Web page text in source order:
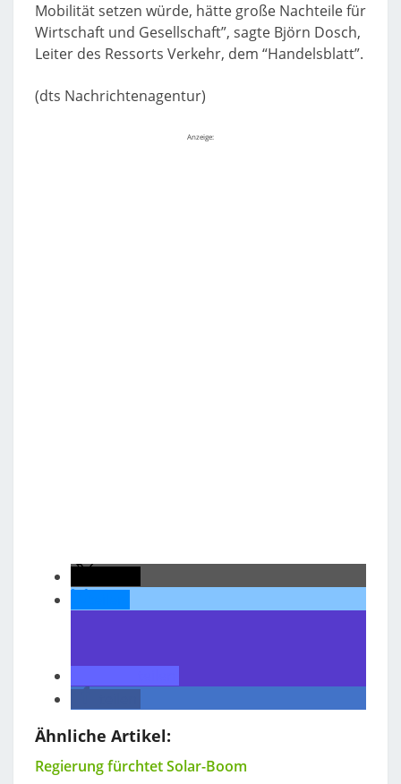
Mobilität setzen würde, hätte große Nachteile für
Wirtschaft und Gesellschaft”, sagte Björn Dosch,
Leiter des Ressorts Verkehr, dem “Handelsblatt”.
(dts Nachrichtenagentur)
Anzeige:
Ähnliche Artikel:
Regierung fürchtet Solar-Boom